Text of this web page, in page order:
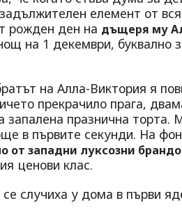
елемент от
рожден ден на дъщеря му
на 1 декември, буквално
на Алла-Виктория я
прекрачило прага,
запалена празнична
в първите секунди. На
от западни луксозни
ценови клас.
случиха у дома в първи